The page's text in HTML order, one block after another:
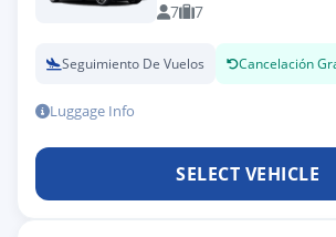
7 7
Seguimiento De Vuelos Cancelación
Luggage Info
SELECT VEHICLE